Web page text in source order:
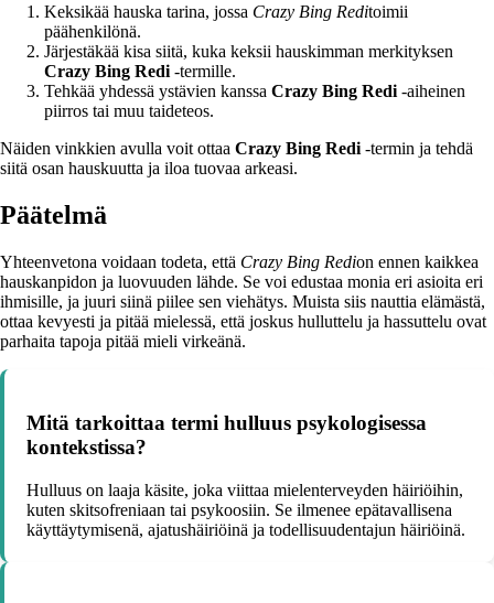
Keksikää hauska tarina, jossa Crazy Bing Reditoimii
päähenkilönä.
Järjestäkää kisa siitä, kuka keksii hauskimman merkityksen
Crazy Bing Redi -termille.
Tehkää yhdessä ystävien kanssa Crazy Bing Redi -aiheinen
piirros tai muu taideteos.
Näiden vinkkien avulla voit ottaa Crazy Bing Redi -termin ja tehdä
siitä osan hauskuutta ja iloa tuovaa arkeasi.
Päätelmä
Yhteenvetona voidaan todeta, että Crazy Bing Redion ennen kaikkea
hauskanpidon ja luovuuden lähde. Se voi edustaa monia eri asioita eri
ihmisille, ja juuri siinä piilee sen viehätys. Muista siis nauttia elämästä,
ottaa kevyesti ja pitää mielessä, että joskus hulluttelu ja hassuttelu ovat
parhaita tapoja pitää mieli virkeänä.
Mitä tarkoittaa termi hulluus psykologisessa
kontekstissa?
Hulluus on laaja käsite, joka viittaa mielenterveyden häiriöihin,
kuten skitsofreniaan tai psykoosiin. Se ilmenee epätavallisena
käyttäytymisenä, ajatushäiriöinä ja todellisuudentajun häiriöinä.